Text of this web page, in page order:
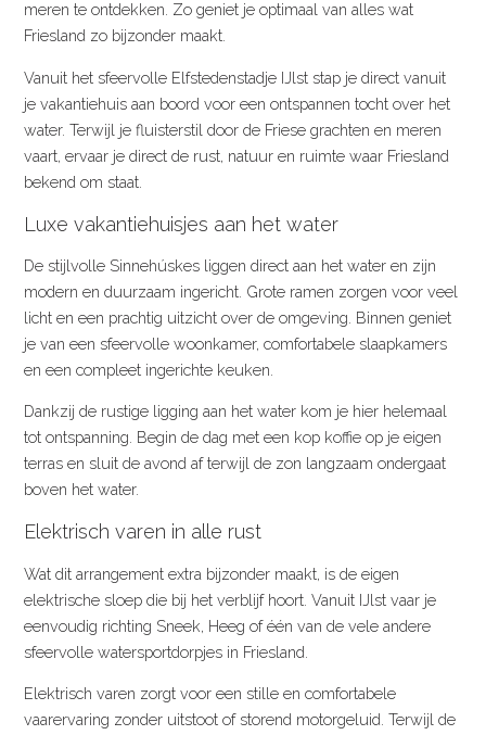
meren te ontdekken. Zo geniet je optimaal van alles wat
Friesland zo bijzonder maakt.
Vanuit het sfeervolle Elfstedenstadje IJlst stap je direct vanuit
je vakantiehuis aan boord voor een ontspannen tocht over het
water. Terwijl je fluisterstil door de Friese grachten en meren
vaart, ervaar je direct de rust, natuur en ruimte waar Friesland
bekend om staat.
Luxe vakantiehuisjes aan het water
De stijlvolle Sinnehúskes liggen direct aan het water en zijn
modern en duurzaam ingericht. Grote ramen zorgen voor veel
licht en een prachtig uitzicht over de omgeving. Binnen geniet
je van een sfeervolle woonkamer, comfortabele slaapkamers
en een compleet ingerichte keuken.
Dankzij de rustige ligging aan het water kom je hier helemaal
tot ontspanning. Begin de dag met een kop koffie op je eigen
terras en sluit de avond af terwijl de zon langzaam ondergaat
boven het water.
Elektrisch varen in alle rust
Wat dit arrangement extra bijzonder maakt, is de eigen
elektrische sloep die bij het verblijf hoort. Vanuit IJlst vaar je
eenvoudig richting Sneek, Heeg of één van de vele andere
sfeervolle watersportdorpjes in Friesland.
Elektrisch varen zorgt voor een stille en comfortabele
vaarervaring zonder uitstoot of storend motorgeluid. Terwijl de